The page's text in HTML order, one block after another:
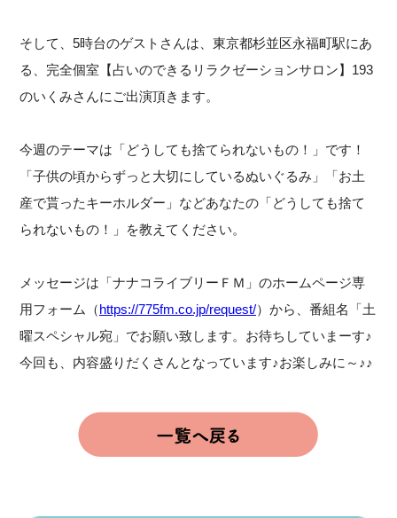
そして、5時台のゲストさんは、東京都杉並区永福町駅にあ
る、完全個室【占いのできるリラクゼーションサロン】193
のいくみさんにご出演頂きます。
今週のテーマは「どうしても捨てられないもの！」です！
「子供の頃からずっと大切にしているぬいぐるみ」「お土
産で貰ったキーホルダー」などあなたの「どうしても捨て
られないもの！」を教えてください。
メッセージは「ナナコライブリーＦＭ」のホームページ専
用フォーム（https://775fm.co.jp/request/）から、番組名「土
曜スペシャル宛」でお願い致します。お待ちしていまーす♪
今回も、内容盛りだくさんとなっています♪お楽しみに～♪♪